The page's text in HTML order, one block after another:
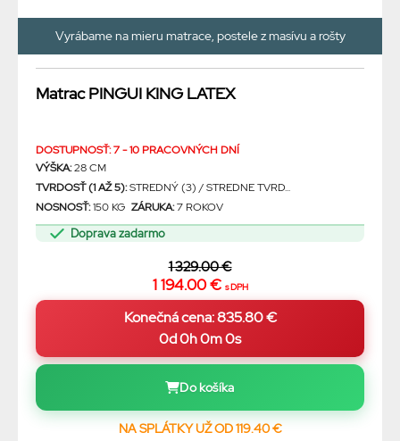
Vyrábame na mieru matrace, postele z masívu a rošty
Matrac PINGUI KING LATEX
DOSTUPNOSŤ: 7 - 10 PRACOVNÝCH DNÍ
VÝŠKA:28 CM
TVRDOSŤ (1 AŽ 5):STREDNÝ (3) / STREDNE TVRD...
NOSNOSŤ:150 KG ZÁRUKA:7 ROKOV
Doprava zadarmo
1 329.00 €
1 194.00 € s DPH
0d 0h 0m 0s
Do košíka
NA SPLÁTKY UŽ OD 119.40 €